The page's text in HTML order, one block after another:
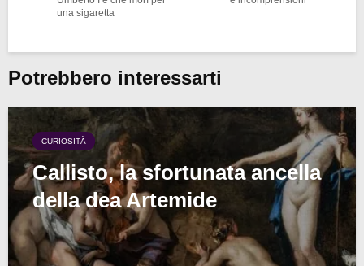
una sigaretta
Potrebbero interessarti
CURIOSITÀ
Callisto, la sfortunata ancella
della dea Artemide